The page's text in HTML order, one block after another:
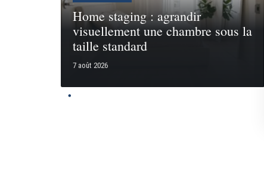
Home staging : agrandir
visuellement une chambre sous la
taille standard
7 août 2026